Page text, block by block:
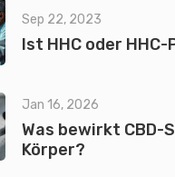
Sep 22, 2023
Ist HHC oder
Jan 16, 2026
Was bewirkt CBD-
Körper?